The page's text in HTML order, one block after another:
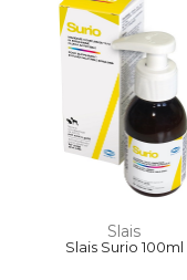
Slais
Slais Surio 100ml